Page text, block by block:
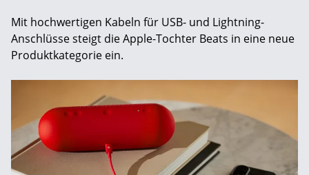
Mit hochwertigen Kabeln für USB- und Lightning-
Anschlüsse steigt die Apple-Tochter Beats in eine neue
Produktkategorie ein.